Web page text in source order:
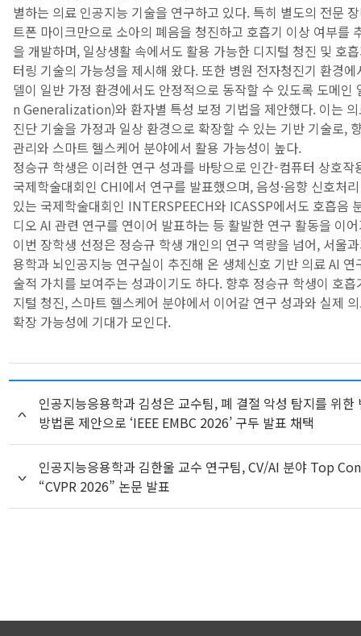
별하는 의료 인공지능 기술을 연구하고 있다. 특히 별도의 전문
트폰 마이크만으로 소아의 폐음을 청진하고 호흡기 이상 여부를
을 개발하며, 일상생활 속에서도 활용 가능한 디지털 청진 및 호
터링 기술의 가능성을 제시해 왔다. 또한 병원 전자청진기 환경
델이 일반 가정 환경에서도 안정적으로 동작할 수 있도록 도메
n Generalization)와 환자별 특성 보정 기법을 제안했다. 이는
진단 기술을 가정과 일상 환경으로 확장할 수 있는 기반 기술로,
관리와 스마트 헬스케어 분야에서 활용 가능성이 높다.
정승규 학생은 이러한 연구 성과를 바탕으로 인간-컴퓨터 상호작
국제학술대회인 CHI에서 연구를 발표했으며, 음성·음향 신호처
있는 국제학술대회인 INTERSPEECH와 ICASSP에서도 호흡음
디오 AI 관련 연구를 연이어 발표하는 등 활발한 연구 활동을 이
이번 장학생 선정은 정승규 학생 개인의 연구 역량을 넘어, 서울
용학과 뇌인공지능 연구실이 추진해 온 생체신호 기반 의료 AI 연
술적 가치를 보여주는 성과이기도 하다. 향후 정승규 학생이 호흡
지털 청진, 스마트 헬스케어 분야에서 이어갈 연구 성과와 실제
확장 가능성에 기대가 모인다.
인공지능응용학과 김성은 교수팀, 폐 결절 악성 탐지를 위한
방법론 제안으로 ‘IEEE EMBC 2026’ 구두 발표 채택
인공지능응용학과 김한울 교수 연구팀, CV/AI 분야 Top
“CVPR 2026” 논문 발표